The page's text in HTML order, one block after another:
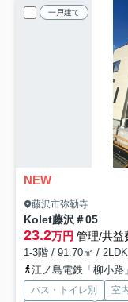
一戸建て
NEW
藤沢市弥勒寺
Kolet藤沢＃05
23.2万円 管理/共益
1-3階 / 91.70㎡ /
江ノ島電鉄「柳小路
バス・トイレ別 室